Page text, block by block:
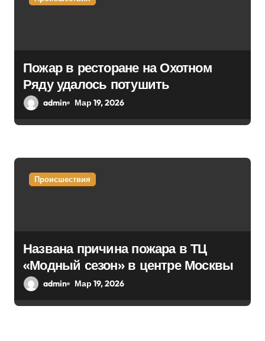
Пожар в ресторане на Охотном
Ряду удалось потушить
admin Мар 19, 2026
Происшествия
Названа причина пожара в ТЦ
«Модный сезон» в центре Москвы
admin Мар 19, 2026